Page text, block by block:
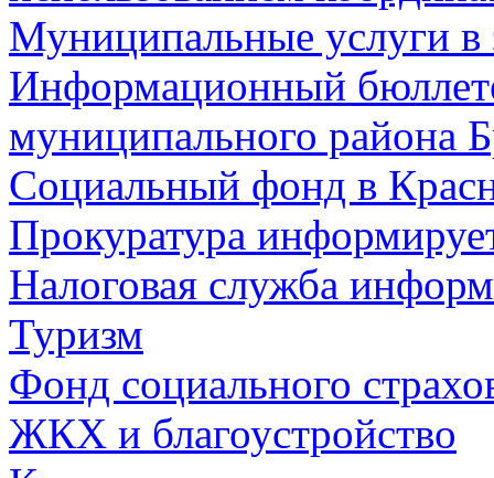
Муниципальные услуги в
Информационный
муниципального района
Социальный фонд в
Прокуратура
Налоговая служба
Туризм
Фонд социального
ЖКХ и благоустройство